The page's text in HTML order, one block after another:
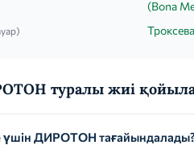
(Bona
туралы жиі
үшін ДИРОТОН тағайындалады?